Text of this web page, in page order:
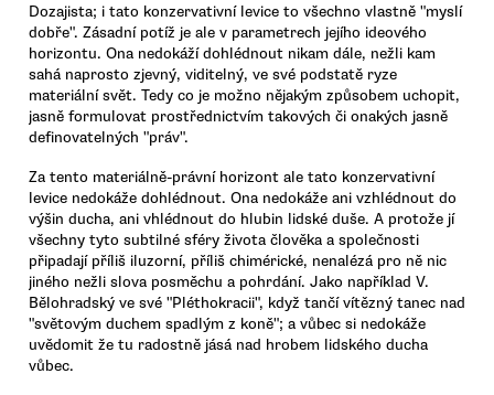
Dozajista; i tato konzervativní levice to všechno vlastně "myslí
dobře". Zásadní potíž je ale v parametrech jejího ideového
horizontu. Ona nedokáží dohlédnout nikam dále, nežli kam
sahá naprosto zjevný, viditelný, ve své podstatě ryze
materiální svět. Tedy co je možno nějakým způsobem uchopit,
jasně formulovat prostřednictvím takových či onakých jasně
definovatelných "práv".
Za tento materiálně-právní horizont ale tato konzervativní
levice nedokáže dohlédnout. Ona nedokáže ani vzhlédnout do
výšin ducha, ani vhlédnout do hlubin lidské duše. A protože jí
všechny tyto subtilné sféry života člověka a společnosti
připadají příliš iluzorní, příliš chimérické, nenalézá pro ně nic
jiného nežli slova posměchu a pohrdání. Jako například V.
Bělohradský ve své "Pléthokracii", když tančí vítězný tanec nad
"světovým duchem spadlým z koně"; a vůbec si nedokáže
uvědomit že tu radostně jásá nad hrobem lidského ducha
vůbec.